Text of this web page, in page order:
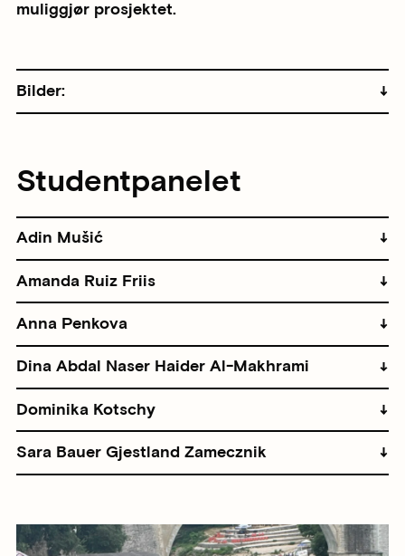
muliggjør prosjektet.
Bilder:
Studentpanelet
Adin Mušić
Amanda Ruiz Friis
Anna Penkova
Dina Abdal Naser Haider Al-Makhrami
Dominika Kotschy
Sara Bauer Gjestland Zamecznik